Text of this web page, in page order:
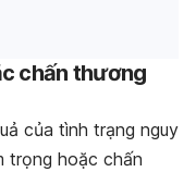
chấn thương
của tình trạng nguy
trọng hoặc chấn